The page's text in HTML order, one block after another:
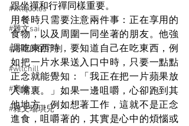
#wltquotes
#雜文sai
#塔羅師的守則
#wltchill
#奧修
#雜文瑞琪兒
跟坐禪和行禪同樣重要。
用餐時只需要注意兩件事：正在享用的
食物，以及周圍一同坐著的朋友。他強
調吃東西時，要知道自己在吃東西，例
如把一片水果送入口中時，只要一點點
正念就能覺知：「我正在把一片蘋果放
入嘴裏。」如果一邊咀嚼，心卻跑到其
他地方，例如想著工作，這就不是正念
進食，咀嚼著的，其實是心中的煩惱或